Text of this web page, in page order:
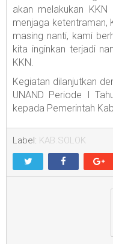
akan melakukan
menjaga ketentraman,
masing nanti, kami
kita inginkan terjadi
KKN.
Kegiatan dilanjutkan
UNAND Periode I
kepada Pemerintah
Label: KAB.SOLOK